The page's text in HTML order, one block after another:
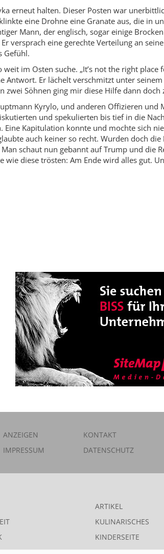
erneut halten. Dieser Posten war
eine Drohne eine Granate aus, die in
Mann, der englisch, sogar einige
versprach eine gerechte Verteilung an
Gefühl.
im Osten suche. „It’s not the right place
Antwort. Er lächelt verschmitzt unter
zwei Söhnen ging mir diese Hilfe dann doch
Kyrylo, und anderen Offizieren und
und spekulierten bis tief in die
Eine Kapitulation konnte und mochte sich
auch keiner so recht. Wurden doch die
schaut nun gebannt auf Trump und die
diese trösten: Am Ende wird alles gut.
ANZEIGEN
KONTAKT
IMPRESSUM
DATENSCHUTZ
ARTIKEL
KULINARISCHES
KINDERSEITE